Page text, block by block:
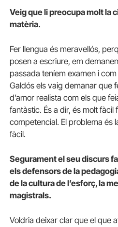
Veig que li preocupa molt la
matèria.
Fer llengua és meravellós,
posen a escriure, em
passada teníem examen i
Galdós els vaig demanar que
d’amor realista com els que
fantàstic. És a dir, és molt fàcil
competencial. El problema és
fàcil.
Segurament el seu discurs
els defensors de la
de la cultura de l’esforç, la
magistrals.
Voldria deixar clar que el que